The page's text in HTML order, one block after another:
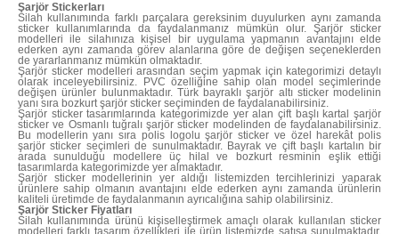
Şarjör Stickerları
Silah kullanımında farklı parçalara gereksinim duyulurken aynı zamanda
sticker kullanımlarında da faydalanmanız mümkün olur. Şarjör sticker
modelleri ile silahınıza kişisel bir uygulama yapmanın avantajını elde
ederken aynı zamanda görev alanlarına göre de değişen seçeneklerden
de yararlanmanız mümkün olmaktadır.
Şarjör sticker modelleri arasından seçim yapmak için kategorimizi detaylı
olarak inceleyebilirsiniz. PVC özelliğine sahip olan model seçimlerinde
değişen ürünler bulunmaktadır. Türk bayraklı şarjör altı sticker modelinin
yanı sıra bozkurt şarjör sticker seçiminden de faydalanabilirsiniz.
Şarjör sticker tasarımlarında kategorimizde yer alan çift başlı kartal şarjör
sticker ve Osmanlı tuğralı şarjör sticker modelinden de faydalanabilirsiniz.
Bu modellerin yanı sıra polis logolu şarjör sticker ve özel harekât polis
şarjör sticker seçimleri de sunulmaktadır. Bayrak ve çift başlı kartalın bir
arada sunulduğu modellere üç hilal ve bozkurt resminin eşlik ettiği
tasarımlarda kategorimizde yer almaktadır.
Şarjör sticker modellerinin yer aldığı listemizden tercihlerinizi yaparak
ürünlere sahip olmanın avantajını elde ederken aynı zamanda ürünlerin
kaliteli üretimde de faydalanmanın ayrıcalığına sahip olabilirsiniz.
Şarjör Sticker Fiyatları
Silah kullanımında ürünü kişiselleştirmek amaçlı olarak kullanılan sticker
modelleri farklı tasarım özellikleri ile ürün listemizde satışa sunulmaktadır.